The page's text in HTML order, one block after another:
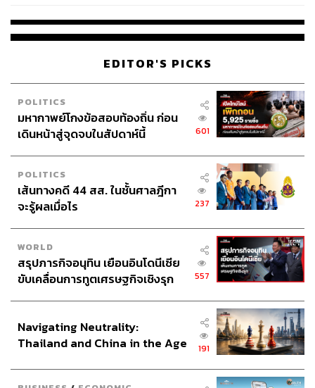
ของกองรีท
สำหรับผู้สนใจอยากลงทุนในกองรีท สามารถซื้อขายหน่วย
หากท่านได้เปิดบัญชีซื้อขายหุ้นกับโบรกเกอร์อยู่แล้วก็
สามารถใช้บัญชีหุ้นซื้อขายหน่วยทรัสต์ของกองรีทได้เลย
อย่างไรก็ตาม ผู้ลงทุนควรทำความเข้าใจสินค้า เงื่อนไข ผล
ตอบแทน และความเสี่ยงก่อนตัดสินใจลงทุน
คำเตือน: การลงทุนมีความเสี่ยง ผู้ลงทุนควรศึกษาข้อมูลก่อน
ตัดสินใจลงทุน
พิเศษ! เพื่อผู้อ่าน THE STANDARD คลิก
รับของที่ระลึก โปรโมชันพิเศษฟรีจาก Maybank Kim
Eng
EDITOR'S PICKS
POLITICS
มหากาพย์โกงข้อสอบท้องถิ่น ก่อน
เดินหน้าสู่จุดจบในสัปดาห์นี้
601
POLITICS
เส้นทางคดี 44 สส. ในชั้นศาลฎีกา
จะรู้ผลเมื่อไร
237
WORLD
สรุปภารกิจอนุทิน เยือนอินโดนีเซีย
ขับเคลื่อนการทูตเศรษฐกิจเชิงรุก
557
Navigating Neutrality:
Thailand and China in the Age
191